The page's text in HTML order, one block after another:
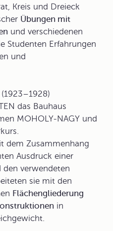
Kreis und Dreieck
Übungen mit
und verschiedenen
Studenten Erfahrungen
und
das Bauhaus
MOHOLY-NAGY und
dem Zusammenhang
Ausdruck einer
den verwendeten
sie mit den
Flächengliederung
in